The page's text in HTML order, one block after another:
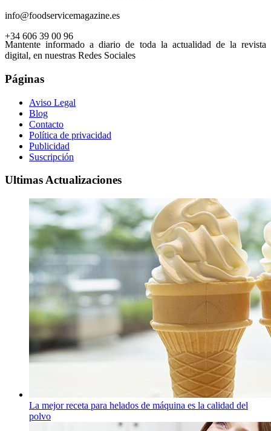
info@foodservicemagazine.es
+34 606 39 00 96
Mantente informado a diario de toda la actualidad de la revista
digital, en nuestras Redes Sociales
Páginas
Aviso Legal
Blog
Contacto
Política de privacidad
Publicidad
Suscripción
Ultimas Actualizaciones
La mejor receta para helados de máquina es la calidad del
polvo